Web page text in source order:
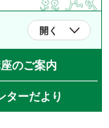
開く
のご案内
ターだより